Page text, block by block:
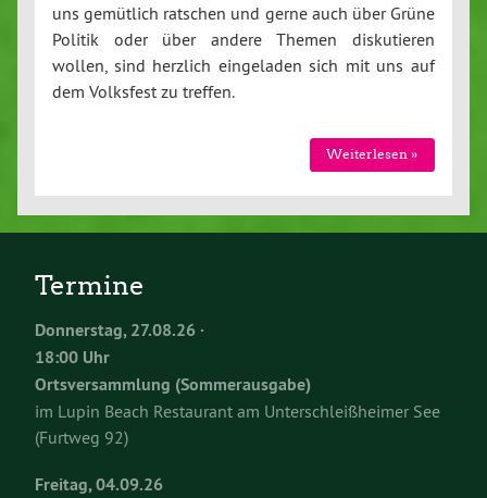
uns gemütlich ratschen und gerne auch über Grüne
Politik oder über andere Themen diskutieren
wollen, sind herzlich eingeladen sich mit uns auf
dem Volksfest zu treffen.
Weiterlesen »
Termine
Donnerstag, 27.08.26 ·
18:00 Uhr
Ortsversammlung (Sommerausgabe)
im Lupin Beach Restaurant am Unterschleißheimer See
(Furtweg 92)
Freitag, 04.09.26